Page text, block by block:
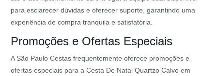
para esclarecer dúvidas e oferecer suporte, garantindo uma
experiência de compra tranquila e satisfatória.
Promoções e Ofertas Especiais
A São Paulo Cestas frequentemente oferece promoções e
ofertas especiais para a Cesta De Natal Quartzo Calvo em